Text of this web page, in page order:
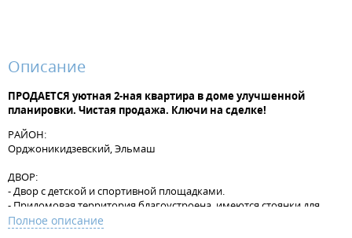
Описание
ПРОДАЕТСЯ уютная 2-ная квартира в доме улучшенной
планировки. Чистая продажа. Ключи на сделке!
РАЙОН:
Орджоникидзевский, Эльмаш
ДВОР:
- Двор с детской и спортивной площадками.
- Придомовая территория благоустроена, имеются стоянки для
машин, видеонаблюдение.
- Выполнено ландшафтное озеленение, обустроены места для
Полное описание